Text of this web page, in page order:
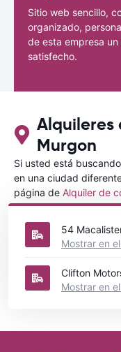
Sitio web sencillo,
organizado,
de esta empresa
satisfecho.
Alquileres
Murgon
Si usted está
en una ciudad
página de Alquiler de
elegir en qué ciudad
54
Mostrar en
Clifton
Mostrar en